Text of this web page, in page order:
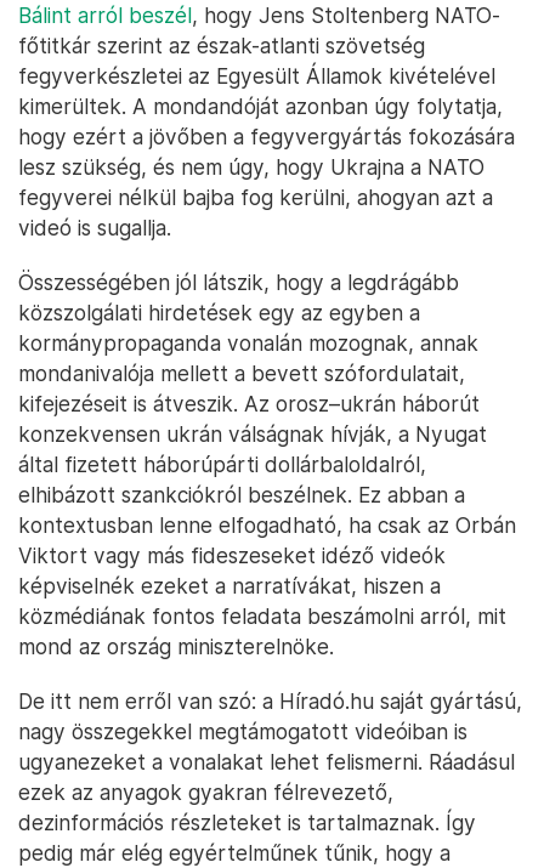
Bálint arról beszél, hogy Jens Stoltenberg NATO-
főtitkár szerint az észak-atlanti szövetség
fegyverkészletei az Egyesült Államok kivételével
kimerültek. A mondandóját azonban úgy folytatja,
hogy ezért a jövőben a fegyvergyártás fokozására
lesz szükség, és nem úgy, hogy Ukrajna a NATO
fegyverei nélkül bajba fog kerülni, ahogyan azt a
videó is sugallja.
Összességében jól látszik, hogy a legdrágább
közszolgálati hirdetések egy az egyben a
kormánypropaganda vonalán mozognak, annak
mondanivalója mellett a bevett szófordulatait,
kifejezéseit is átveszik. Az orosz–ukrán háborút
konzekvensen ukrán válságnak hívják, a Nyugat
által fizetett háborúpárti dollárbaloldalról,
elhibázott szankciókról beszélnek. Ez abban a
kontextusban lenne elfogadható, ha csak az Orbán
Viktort vagy más fideszeseket idéző videók
képviselnék ezeket a narratívákat, hiszen a
közmédiának fontos feladata beszámolni arról, mit
mond az ország miniszterelnöke.
De itt nem erről van szó: a Híradó.hu saját gyártású,
nagy összegekkel megtámogatott videóiban is
ugyanezeket a vonalakat lehet felismerni. Ráadásul
ezek az anyagok gyakran félrevezető,
dezinformációs részleteket is tartalmaznak. Így
pedig már elég egyértelműnek tűnik, hogy a